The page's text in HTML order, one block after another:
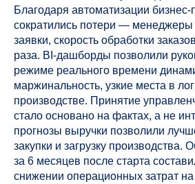
Благодаря автоматизации бизнес-
сократились потери — менеджеры
заявки, скорость обработки
раза. BI-дашборды позволили
режиме реального времени
маржинальность, узкие места в
производстве. Принятие
стало основано на фактах, а не
прогнозы выручки позволили
закупки и загрузку производства.
за 6 месяцев после старта
снижении операционных затрат
+7 916 038 22 27
+7